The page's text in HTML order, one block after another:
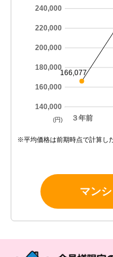
３年前
140,000
160,000
180,000
200,000
220,000
240,000
166,077
(円)
※平均価格は前期時点で計算し
マン